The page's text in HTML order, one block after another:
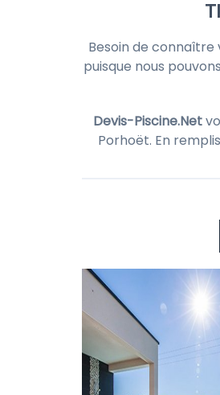
Besoin de
puisque nous
Devis-Piscine.Net
Porhoët. En